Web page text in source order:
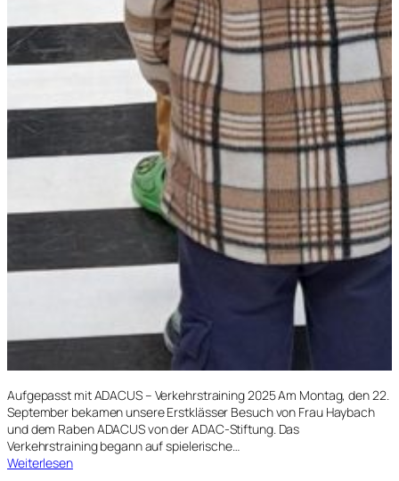
Aufgepasst mit ADACUS – Verkehrstraining 2025 Am Montag, den 22.
September bekamen unsere Erstklässer Besuch von Frau Haybach
und dem Raben ADACUS von der ADAC-Stiftung. Das
Verkehrstraining begann auf spielerische…
Weiterlesen: